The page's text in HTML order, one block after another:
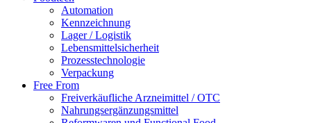
Automation
Kennzeichnung
Lager / Logistik
Lebensmittelsicherheit
Prozesstechnologie
Verpackung
Free From
Freiverkäufliche Arzneimittel / OTC
Nahrungsergänzungsmittel